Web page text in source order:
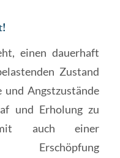
einen dauerhaft
Zustand
und Angstzustände
und Erholung zu
auch einer